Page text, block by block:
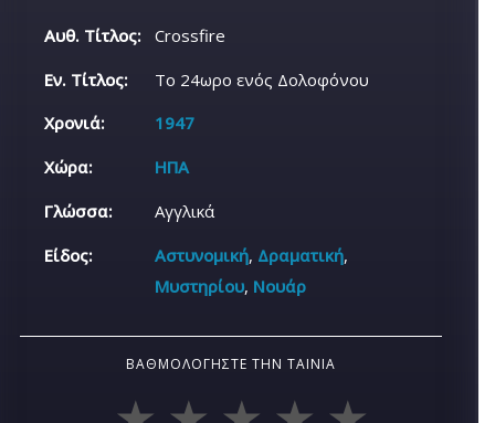
Αυθ. Τίτλος:
Crossfire
Εν. Τίτλος:
Το 24ωρο ενός Δολοφόνου
Χρονιά:
1947
Χώρα:
ΗΠΑ
Γλώσσα:
Αγγλικά
Είδος:
Αστυνομική, Δραματική,
Μυστηρίου, Νουάρ
ΒΑΘΜΟΛΟΓΉΣΤΕ ΤΗΝ ΤΑΙΝΊΑ